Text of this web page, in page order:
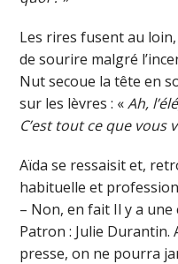
Les rires fusent au
de sourire malgré
Nut secoue la tête en
sur les lèvres : «Ah,
C’est tout ce que vous
Aïda se ressaisit et,
habituelle et
– Non, en fait Il y a une
Patron : Julie Durantin.
presse, on ne pourra